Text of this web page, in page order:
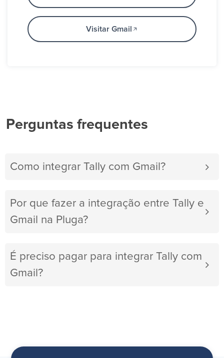
Visitar Gmail
Perguntas frequentes
Como integrar Tally com Gmail?
Por que fazer a integração entre Tally e
Gmail na Pluga?
É preciso pagar para integrar Tally com
Gmail?